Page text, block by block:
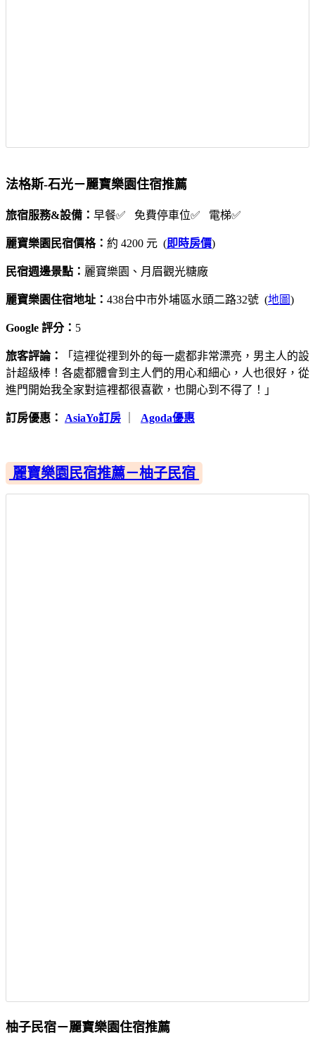
法格斯-石光－麗寶樂園住宿推薦
旅宿服務&設備： 早餐✅ 免費停車位✅ 電梯✅
麗寶樂園民宿價格： 約 4200 元 (即時房價)
民宿週邊景點： 麗寶樂園、月眉觀光糖廠
麗寶樂園住宿地址： 438台中市外埔區水頭二路32號 (地圖)
Google 評分： 5
旅客評論：
「這裡從𥚃到外的每一處都非常漂亮，男主人的設
計超級棒！各處都體會到主人們的用心和細心，人也很好，從
進門開始我全家對這裡都很喜歡，也開心到不得了！」
訂房優惠： AsiaYo訂房 Agoda優惠
麗寶樂園民宿推薦－柚子民宿
柚子民宿－麗寶樂園住宿推薦